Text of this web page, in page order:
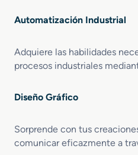
Automatización Industrial
Adquiere las habilidades
procesos industriales
Diseño Gráfico
Sorprende con tus
comunicar eficazmente a